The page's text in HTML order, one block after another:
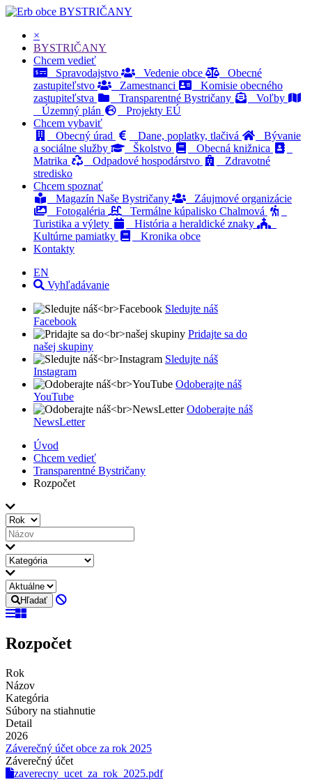
BYSTRIČANY
×
BYSTRIČANY
Chcem vedieť
Spravodajstvo
Vedenie obce
Obecné
zastupiteľstvo
Zamestnanci
Komisie obecného
zastupiteľstva
Transparentné Bystričany
Voľby
Územný plán
Projekty EÚ
Chcem vybaviť
Obecný úrad
Dane, poplatky, tlačivá
Bývanie
a sociálne služby
Školstvo
Obecná knižnica
Matrika
Odpadové hospodárstvo
Zdravotné
stredisko
Chcem spoznať
Magazín Naše Bystričany
Záujmové organizácie
Fotogaléria
Termálne kúpalisko Chalmová
Turistika a výlety
História a heraldické znaky
Kultúrne pamiatky
Kronika obce
Kontakty
EN
Vyhľadávanie
Sledujte náš
Facebook
Pridajte sa do
našej skupiny
Sledujte náš
Instagram
Odoberajte náš
YouTube
Odoberajte náš
NewsLetter
Úvod
Chcem vedieť
Transparentné Bystričany
Rozpočet
Hľadať
Rozpočet
Rok
Názov
Kategória
Súbory na stiahnutie
Detail
2026
Záverečný účet obce za rok 2025
Záverečný účet
zaverecny_ucet_za_rok_2025.pdf